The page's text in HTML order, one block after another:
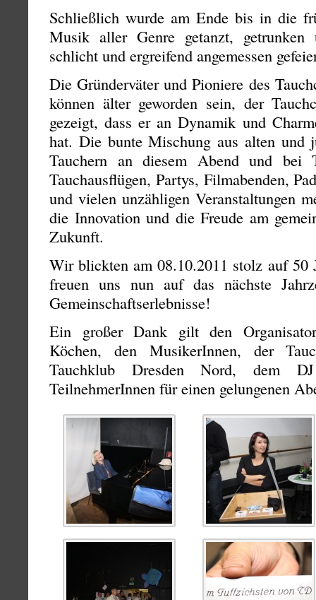
Schließlich wurde am Ende bis in die
Musik aller Genre getanzt,
schlicht und ergreifend angemessen
Die Gründerväter und Pioniere des
können älter geworden sein, der
gezeigt, dass er an Dynamik und
hat. Die bunte Mischung aus alten und
Tauchern an diesem Abend und bei
Tauchausflügen, Partys, Filmabenden,
und vielen unzähligen Veranstaltungen
die Innovation und die Freude am
Zukunft.
Wir blickten am 08.10.2011 stolz auf 50
freuen uns nun auf das nächste
Gemeinschaftserlebnisse!
Ein großer Dank gilt den
Köchen, den MusikerInnen, der
Tauchklub Dresden Nord, dem
TeilnehmerInnen für einen gelungenen